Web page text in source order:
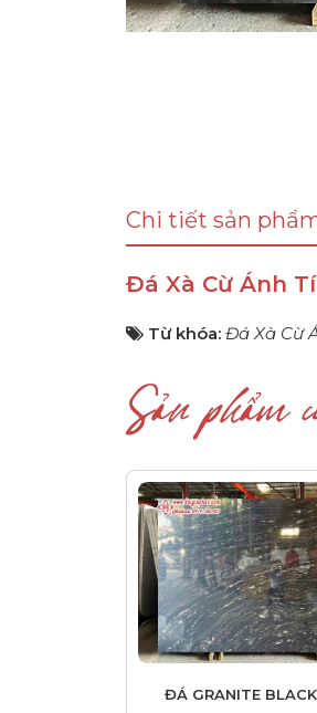
Chi tiết sản
Đá Xà Cừ Ánh
Từ khóa: Đá Xà Cừ
Sản phẩm
ĐÁ GRANITE